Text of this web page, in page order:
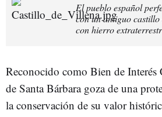
El pueblo español
con un antiguo
con hierro
Reconocido como Bien de
de Santa Bárbara goza de una
la conservación de su valor